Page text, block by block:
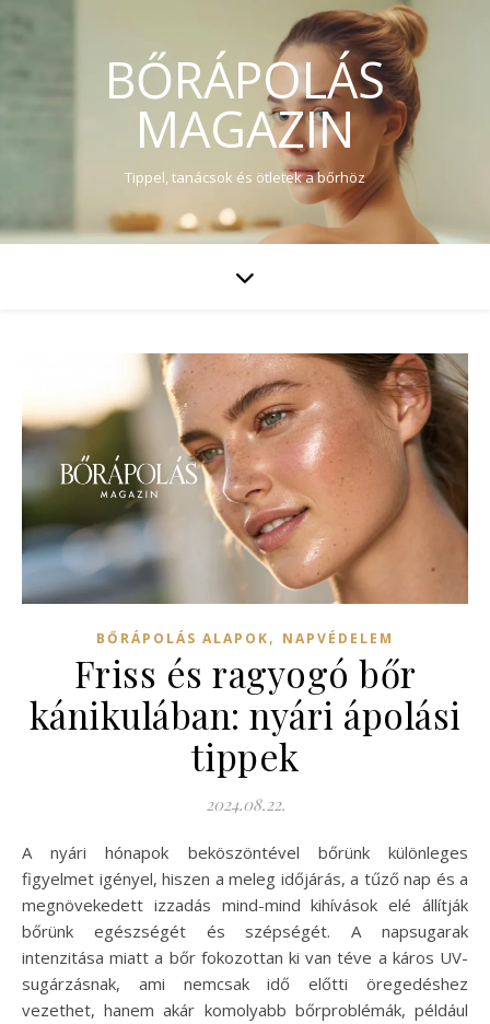
BŐRÁPOLÁS
MAGAZIN
Tippel, tanácsok és ötletek a bőrhöz
BŐRÁPOLÁS ALAPOK, NAPVÉDELEM
Friss és ragyogó bőr
kánikulában: nyári ápolási
tippek
2024.08.22.
A nyári hónapok beköszöntével bőrünk különleges
figyelmet igényel, hiszen a meleg időjárás, a tűző nap és a
megnövekedett izzadás mind-mind kihívások elé állítják
bőrünk egészségét és szépségét. A napsugarak
intenzitása miatt a bőr fokozottan ki van téve a káros UV-
sugárzásnak, ami nemcsak idő előtti öregedéshez
vezethet, hanem akár komolyabb bőrproblémák, például